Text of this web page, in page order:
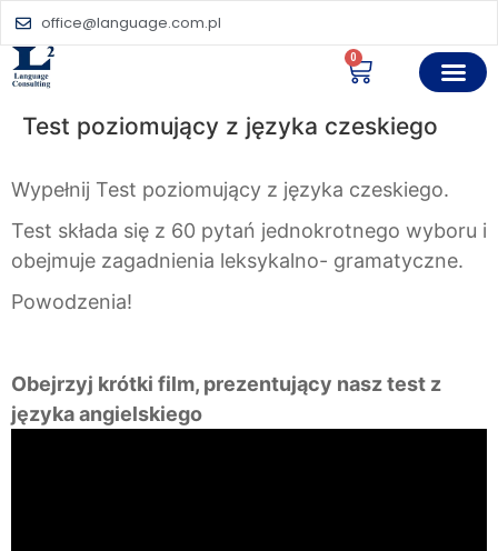
office@language.com.pl
0
Test poziomujący z języka czeskiego
Wypełnij Test poziomujący z języka czeskiego.
Test składa się z 60 pytań jednokrotnego wyboru i
obejmuje zagadnienia leksykalno- gramatyczne.
Powodzenia!
Obejrzyj krótki film, prezentujący nasz test z
języka angielskiego